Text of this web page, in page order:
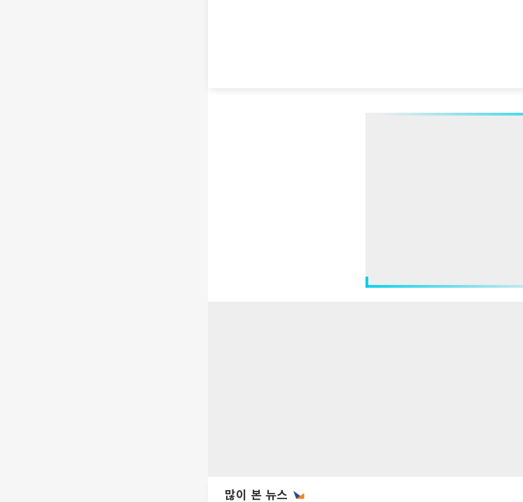
많이 본 뉴스